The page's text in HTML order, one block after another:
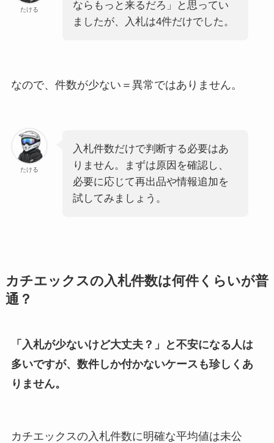
たける
ならもっと来るだろ」と思ってい
ましたが、入札は4件だけでした。
なので、件数が少ない＝異常ではありません。
たける
入札件数だけで判断する必要はあ
りません。まずは原因を確認し、
必要に応じて再出品や情報追加を
試してみましょう。
カチエックスの入札件数は何件くらいが普
通？
「入札が少ないけど大丈夫？」と不安になる人は
多いですが、数件しか付かないケースも珍しくあ
りません。
カチエックスの入札件数に明確な平均値は未公